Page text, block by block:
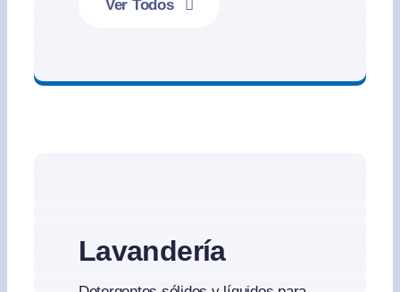
Ver Todos
Lavandería